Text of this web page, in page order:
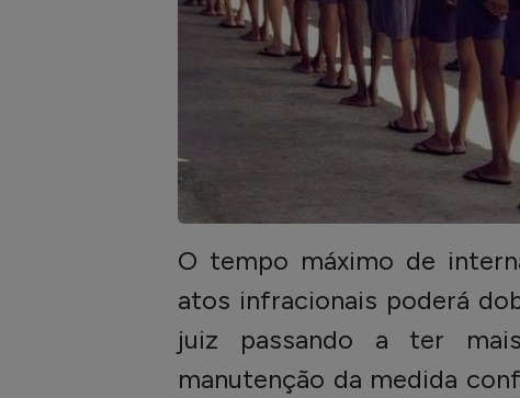
O tempo máximo de
atos infracionais poderá
juiz passando a ter
manutenção da medida